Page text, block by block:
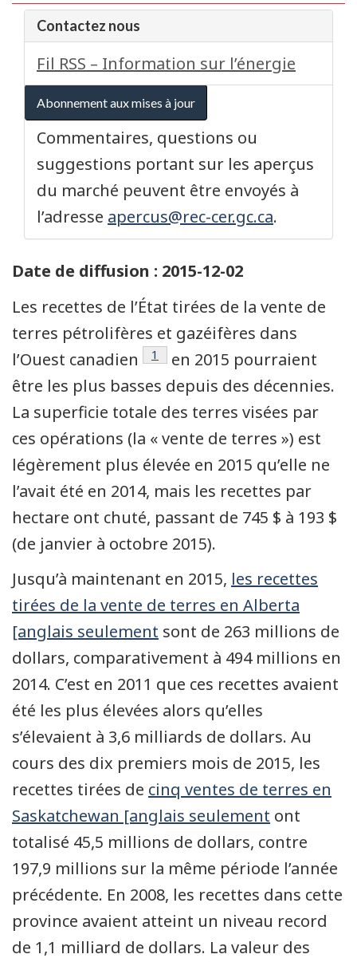
Contactez nous
Fil RSS – Information sur l’énergie
Abonnement aux mises à jour
Commentaires, questions ou
suggestions portant sur les aperçus
du marché peuvent être envoyés à
l’adresse apercus@rec-cer.gc.ca.
Date de diffusion : 2015-12-02
Les recettes de l’État tirées de la vente de
terres pétrolifères et gazéifères dans
l’Ouest canadien
Note de bas de page
1
en 2015 pourraient
être les plus basses depuis des décennies.
La superficie totale des terres visées par
ces opérations (la « vente de terres ») est
légèrement plus élevée en 2015 qu’elle ne
l’avait été en 2014, mais les recettes par
hectare ont chuté, passant de 745 $ à 193 $
(de janvier à octobre 2015).
Jusqu’à maintenant en 2015, les recettes
tirées de la vente de terres en Alberta
[anglais seulement sont de 263 millions de
dollars, comparativement à 494 millions en
2014. C’est en 2011 que ces recettes avaient
été les plus élevées alors qu’elles
s’élevaient à 3,6 milliards de dollars. Au
cours des dix premiers mois de 2015, les
recettes tirées de cinq ventes de terres en
Saskatchewan [anglais seulement ont
totalisé 45,5 millions de dollars, contre
197,9 millions sur la même période l’année
précédente. En 2008, les recettes dans cette
province avaient atteint un niveau record
de 1,1 milliard de dollars. La valeur des